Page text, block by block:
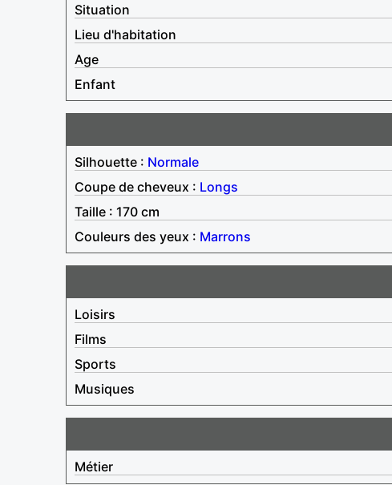
Situation
Lieu d'habitation
Age
Enfant
Silhouette : Normale
Coupe de cheveux : Longs
Taille : 170 cm
Couleurs des yeux : Marrons
Loisirs
Films
Sports
Musiques
Métier